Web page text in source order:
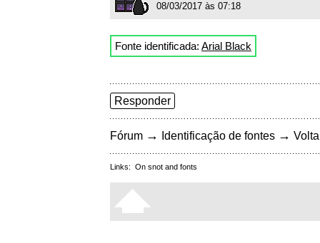
08/03/2017 às 07:18
Fonte identificada: Arial Black
Responder
Fórum → Identificação de fontes →
Links: On snot and fonts